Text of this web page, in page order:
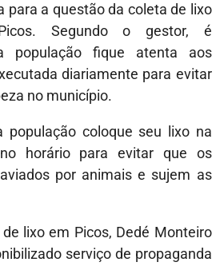
para a questão da coleta de lixo
Segundo o gestor, é
população fique atenta aos
diariamente para evitar
no município.
população coloque seu lixo na
horário para evitar que os
por animais e sujem as
lixo em Picos, Dedé Monteiro
serviço de propaganda